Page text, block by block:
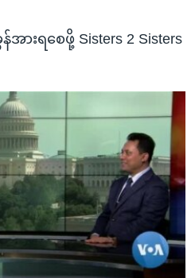
းရစေဖို့ Sisters 2 Sisters